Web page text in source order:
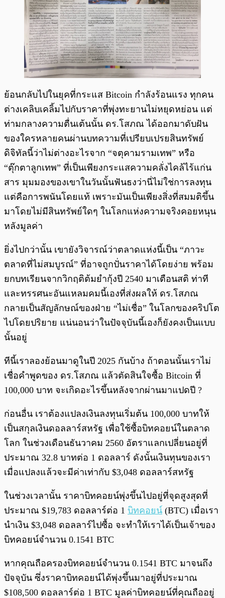
ย้อนกลับไปในยุคที่กระแส Bitcoin กำลังร้อนแรง ทุกคน
ต่างเคลิบเคลิ้มไปกับราคาที่พุ่งทะยานไม่หยุดหย่อน แต่
ท่ามกลางความตื่นเต้นนั้น ดร.โสภณ ได้ออกมาดับฝัน
ของใครหลายคนผ่านบทความที่เปรียบเปรยสินทรัพย์
ดิจิทัลนี้ว่าไม่ต่างอะไรจาก “จตุคามรามเทพ” หรือ
“ตุ๊กตาลูกเทพ” ที่เป็นเพียงกระแสความคลั่งไคล้ไร้แก่น
สาร มุมมองของเขาในวันนั้นฟันธงว่านี่ไม่ใช่การลงทุน
แต่คือการพนันโดยแท้ เพราะมันเป็นเพียงสิ่งที่สมมติขึ้น
มาโดยไม่มีสินทรัพย์ใดๆ ในโลกแห่งความจริงคอยหนุน
หลังมูลค่า
ยิ่งไปกว่านั้น เขายังวิจารณ์ว่าตลาดแห่งนี้เป็น “ภาวะ
ตลาดที่ไม่สมบูรณ์” ที่อาจถูกปั่นราคาได้โดยง่าย พร้อม
ยกบทเรียนจากวิกฤติต้มยำกุ้งปี 2540 มาเตือนสติ ท่าที
และทรรศนะอันแหลมคมนี้เองที่ส่งผลให้ ดร.โสภณ
กลายเป็นสัญลักษณ์ของฝ่าย “ไม่เชื่อ” ในโลกของคริปโต
ไปโดยปริยาย แน่นอนว่าในปัจจุบันนี้เองก็ยังคงเป็นแบบ
นั้นอยู่
ทีนี้เราลองย้อนมาดูในปี 2025 กันบ้าง ถ้าตอนนั้นเราไม่
เชื่อคำพูดของ ดร.โสภณ แล้วตัดสินใจซื้อ Bitcoin ที่
100,000 บาท จะเกิดอะไรขึ้นหลังจากผ่านมาแปดปี ?
ก่อนอื่น เราต้องแปลงเงินลงทุนเริ่มต้น 100,000 บาทให้
เป็นสกุลเงินดอลลาร์สหรัฐ เพื่อใช้ซื้อบิทคอยน์ในตลาด
โลก ในช่วงเดือนธันวาคม 2560 อัตราแลกเปลี่ยนอยู่ที่
ประมาณ 32.8 บาทต่อ 1 ดอลลาร์ ดังนั้นเงินทุนของเรา
เมื่อแปลงแล้วจะมีค่าเท่ากับ $3,048 ดอลลาร์สหรัฐ
ในช่วงเวลานั้น ราคาบิทคอยน์พุ่งขึ้นไปอยู่ที่จุดสูงสุดที่
ประมาณ $19,783 ดอลลาร์ต่อ 1 บิทคอยน์ (BTC) เมื่อเรา
นำเงิน $3,048 ดอลลาร์ไปซื้อ จะทำให้เราได้เป็นเจ้าของ
บิทคอยน์จำนวน 0.1541 BTC
หากคุณถือครองบิทคอยน์จำนวน 0.1541 BTC มาจนถึง
ปัจจุบัน ซึ่งราคาบิทคอยน์ได้พุ่งขึ้นมาอยู่ที่ประมาณ
$108,500 ดอลลาร์ต่อ 1 BTC มูลค่าบิทคอยน์ที่คุณถืออยู่